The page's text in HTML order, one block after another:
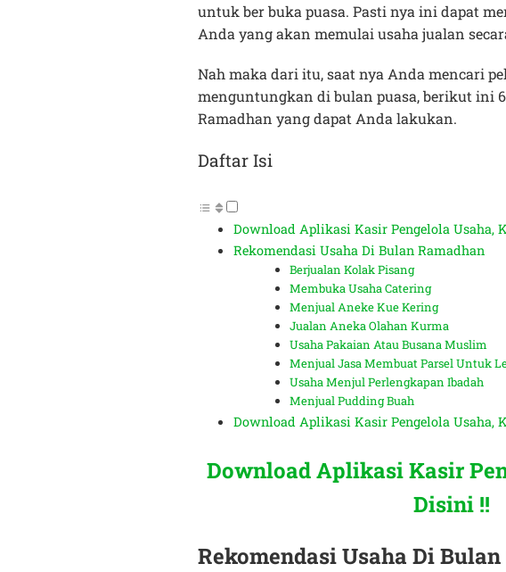
untuk ber buka puasa. Pasti nya ini dapat
Anda yang akan memulai usaha jualan
Nah maka dari itu, saat nya Anda mencari
menguntungkan di bulan puasa, berikut ini
Ramadhan yang dapat Anda lakukan.
Daftar Isi
Download Aplikasi Kasir Pengelola Usaha,
Rekomendasi Usaha Di Bulan Ramadhan
Berjualan Kolak Pisang
Membuka Usaha Catering
Menjual Aneke Kue Kering
Jualan Aneka Olahan Kurma
Usaha Pakaian Atau Busana Muslim
Menjual Jasa Membuat Parsel Untuk
Usaha Menjul Perlengkapan Ibadah
Menjual Pudding Buah
Download Aplikasi Kasir Pengelola Usaha,
Download Aplikasi Kasir
Disini !!
Rekomendasi Usaha Di